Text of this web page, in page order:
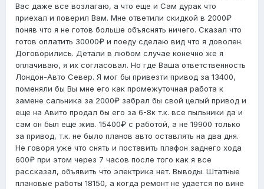
Вас даже все возлагаю, а что еще и Сам дурак что
приехал и поверил Вам. Мне ответили скидкой в 2000₽
поняв что я не готов больше объяснять ничего. Сказал что
готов оплатить 30000₽ и поеду сделаю вид что я доволен.
Договорились. Детали в любом случае конечно же я
оплачиваю, я их согласовал. Но где Ваша ответственность
Лондон-Авто Север. Я мог бы привезти привод за 13400,
поменяли бы Вы мне его как промежуточная работа к
замене сальника за 2000₽ забрал бы свой целый привод и
еще на Авито продал бы его за 6-8к т.к. все пыльники да и
сам он был еще жив. 15400₽ с работой, а не 19900 только
за привод, т.к. не было планов авто оставлять на два дня.
Не говоря уже что снять и поставить плафон заднего хода
600₽ при этом через 7 часов после того как я все
рассказал, объявить что электрика нет. Выводы. Штатные
плановые работы 18150, а когда ремонт не удается по вине